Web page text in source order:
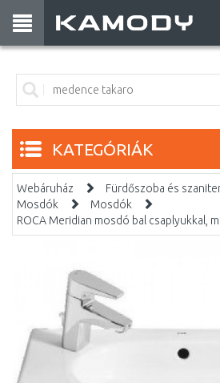
KATEGÓRIÁK
Webáruház
Fürdőszoba és
Mosdók
Mosdók
ROCA Meridian mosdó bal csaplyukkal,